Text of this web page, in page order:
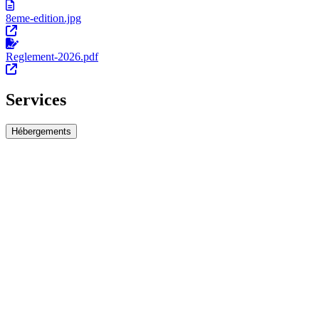
8eme-edition.jpg
Reglement-2026.pdf
Services
Hébergements